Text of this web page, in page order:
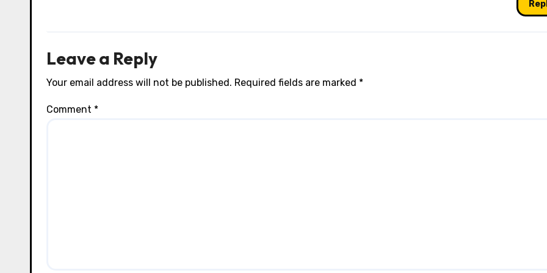
Leave a Reply
Your email address will not be published. Required fields are marked *
Comment *